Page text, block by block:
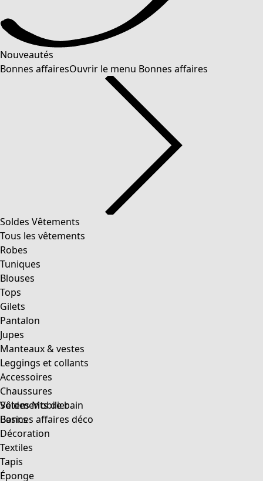
Nouveautés
Bonnes affairesOuvrir le menu Bonnes affaires
Soldes Vêtements
Tous les vêtements
Robes
Tuniques
Blouses
Tops
Gilets
Pantalon
Jupes
Manteaux & vestes
Leggings et collants
Accessoires
Chaussures
Vêtements de bain
Basics
Soldes Mobilier
Bonnes affaires déco
Décoration
Textiles
Tapis
Éponge